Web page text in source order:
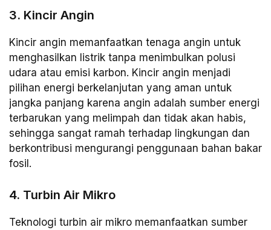
3. Kincir Angin
Kincir angin memanfaatkan tenaga angin untuk
menghasilkan listrik tanpa menimbulkan polusi
udara atau emisi karbon. Kincir angin menjadi
pilihan energi berkelanjutan yang aman untuk
jangka panjang karena angin adalah sumber energi
terbarukan yang melimpah dan tidak akan habis,
sehingga sangat ramah terhadap lingkungan dan
berkontribusi mengurangi penggunaan bahan bakar
fosil.
4. Turbin Air Mikro
Teknologi turbin air mikro memanfaatkan sumber